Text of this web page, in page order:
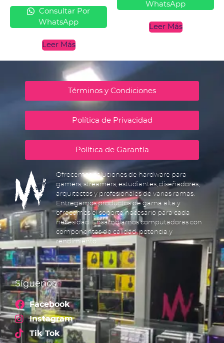
Consultar Por
WhatsApp
Leer Más
WhatsApp
Leer Más
Términos y Condiciones
Política de Privacidad
Política de Garantía
Ofrecemos soluciones de hardware para
gamers, streamers, estudiantes, diseñadores,
arquitectos y profesionales de varias ramas.
Entregamos productos de gama alta y
ofrecemos el soporte necesario para cada
necesidad. Ensamblamos computadoras con
componentes de calidad, potencia y
rendimiento.
Síguenos
Facebook
Instagram
Tik Tok